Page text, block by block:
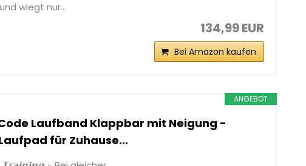
wiegt nur...
134,99 EUR
Bei Amazon kaufen
ANGEBOT
Laufband Klappbar mit Neigung -
für Zuhause...